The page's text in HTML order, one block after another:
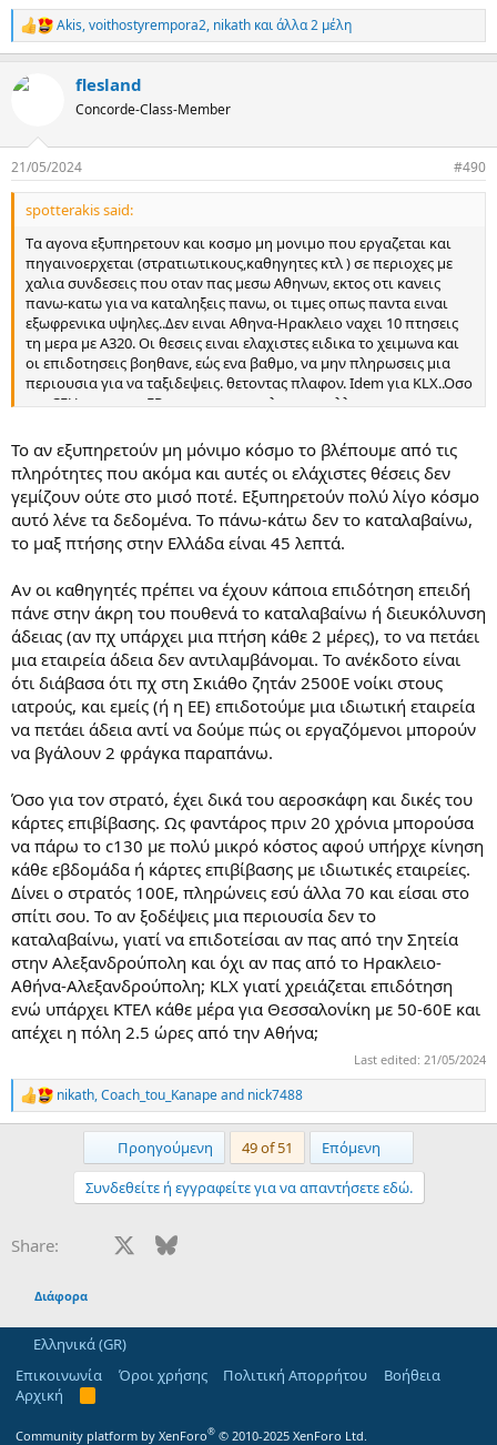
R
e
c
s
:
Akis,voithostyrempora2, nikath και άλλα 2 μέλη
flesland
Concorde-Class-Member
21/05/2024 #490
spotterakis said:
Tα αγονα εξυπηρετουν και κοσμο μη μονιμο που εργαζεται και
πηγαινοερχεται (στρατιωτικους,καθηγητες κτλ ) σε περιοχες με
χαλια συνδεσεις που οταν πας μεσω Αθηνων, εκτος οτι κανεις
πανω-κατω για να καταληξεις πανω, οι τιμες οπως παντα ειναι
εξωφρενικα υψηλες..Δεν ειναι Αθηνα-Ηρακλειο ναχει 10 πτησεις
τη μερα με Α320. Οι θεσεις ειναι ελαχιστες ειδικα το χειμωνα και
οι επιδοτησεις βοηθανε, εώς ενα βαθμο, να μην πληρωσεις μια
περιουσια για να ταξιδεψεις. θετοντας πλαφον. Ιdem για KLX..Oσο
για CFU μπορει η FR να πεταει το καλοκαιρι αλλα τους
υπηρχε ATR. Θεσ/νικη-Ηγουμενιτσα-Κερκυρα θες τουλαχιστον 6+
ωρες αν εχεις δικο σου αμαξι..Αν πας με ΚΤΕΛ..
To αν εξυπηρετούν μη μόνιμο κόσμο το βλέπουμε από τις
πληρότητες που ακόμα και αυτές οι ελάχιστες θέσεις δεν
γεμίζουν ούτε στο μισό ποτέ. Εξυπηρετούν πολύ λίγο κόσμο
αυτό λένε τα δεδομένα. Το πάνω-κάτω δεν το καταλαβαίνω,
το μαξ πτήσης στην Ελλάδα είναι 45 λεπτά.
Αν οι καθηγητές πρέπει να έχουν κάποια επιδότηση επειδή
πάνε στην άκρη του πουθενά το καταλαβαίνω ή διευκόλυνση
άδειας (αν πχ υπάρχει μια πτήση κάθε 2 μέρες), το να πετάει
μια εταιρεία άδεια δεν αντιλαμβάνομαι. Το ανέκδοτο είναι
ότι διάβασα ότι πχ στη Σκιάθο ζητάν 2500Ε νοίκι στους
ιατρούς, και εμείς (ή η ΕΕ) επιδοτούμε μια ιδιωτική εταιρεία
να πετάει άδεια αντί να δούμε πώς οι εργαζόμενοι μπορούν
να βγάλουν 2 φράγκα παραπάνω.
Όσο για τον στρατό, έχει δικά του αεροσκάφη και δικές του
κάρτες επιβίβασης. Ως φαντάρος πριν 20 χρόνια μπορούσα
να πάρω το c130 με πολύ μικρό κόστος αφού υπήρχε κίνηση
κάθε εβδομάδα ή κάρτες επιβίβασης με ιδιωτικές εταιρείες.
Δίνει ο στρατός 100Ε, πληρώνεις εσύ άλλα 70 και είσαι στο
σπίτι σου. Το αν ξοδέψεις μια περιουσία δεν το
καταλαβαίνω, γιατί να επιδοτείσαι αν πας από την Σητεία
στην Αλεξανδρούπολη και όχι αν πας από το Ηρακλειο-
Αθήνα-Αλεξανδρούπολη; KLX γιατί χρειάζεται επιδότηση
ενώ υπάρχει ΚΤΕΛ κάθε μέρα για Θεσσαλονίκη με 50-60Ε και
απέχει η πόλη 2.5 ώρες από την Αθήνα;
Last edited: 21/05/2024
R
e
s
nikath,Coach_tou_Kanapeand nick7488
Προηγούμενη 49 of 51 Επόμενη
Συνδεθείτε ή εγγραφείτε για να απαντήσετε εδώ.
Share: Facebook Bluesky
Διάφορα
Ελληνικά (GR)
Επικοινωνία
Όροι χρήσης Πολιτική Απορρήτου
Βοήθεια
Αρχική
R
S
Community platform by XenForo® © 2010-2025 XenForo Ltd.